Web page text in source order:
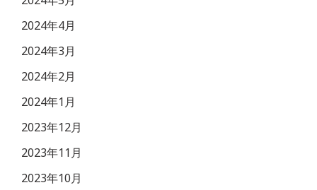
2024年4月
2024年3月
2024年2月
2024年1月
2023年12月
2023年11月
2023年10月